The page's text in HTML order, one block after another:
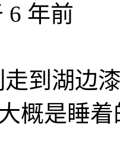
6 年前
走到湖边
概是睡